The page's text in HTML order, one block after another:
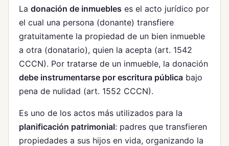
La donación de inmuebles es el acto jurídico por
el cual una persona (donante) transfiere
gratuitamente la propiedad de un bien inmueble
a otra (donatario), quien la acepta (art. 1542
CCCN). Por tratarse de un inmueble, la donación
debe instrumentarse por escritura pública bajo
pena de nulidad (art. 1552 CCCN).
Es uno de los actos más utilizados para la
planificación patrimonial: padres que transfieren
propiedades a sus hijos en vida, organizando la